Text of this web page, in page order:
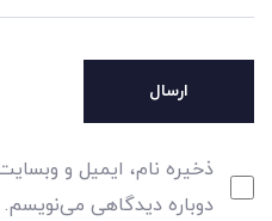
ذخیره نام، ایمیل و
دوباره دیدگاهی می‌نویسم.